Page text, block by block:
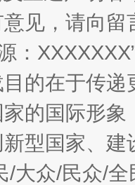
如何以
见，请向
：
的在于传
的国际形
型国家、
/大众/民众/